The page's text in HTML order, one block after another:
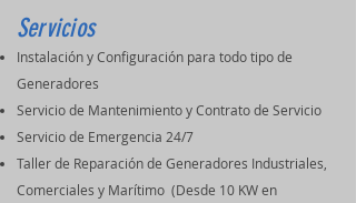
Servicios
Instalación y Configuración para todo tipo de
Generadores
Servicio de Mantenimiento y Contrato de Servicio
Servicio de Emergencia 24/7
Taller de Reparación de Generadores Industriales,
Comerciales y Marítimo (Desde 10 KW en